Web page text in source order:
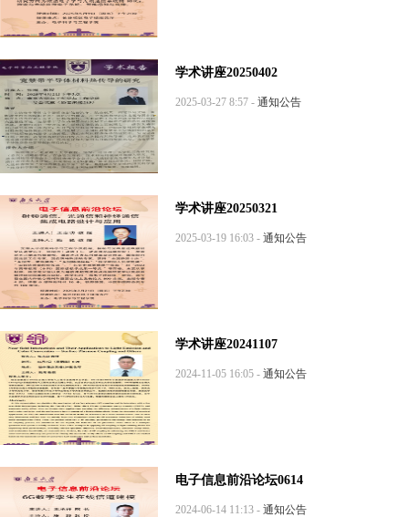
学术讲座20250402
2025-03-27 8:57 - 通知公告
学术讲座20250321
2025-03-19 16:03 - 通知公告
学术讲座20241107
2024-11-05 16:05 - 通知公告
电子信息前沿论坛0614
2024-06-14 11:13 - 通知公告